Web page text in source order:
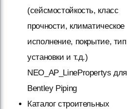
(сейсмостойкость, класс
прочности, климатическое
исполнение, покрытие, тип
установки и т.д.)
NEO_AP_LinePropertys для
Bentley Piping
Каталог строительных